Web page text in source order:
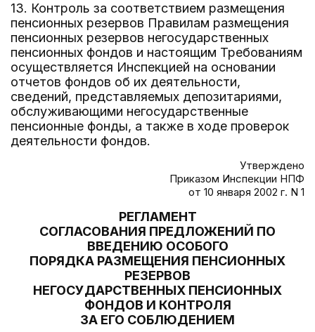
13. Контроль за соответствием размещения
пенсионных резервов Правилам размещения
пенсионных резервов негосударственных
пенсионных фондов и настоящим Требованиям
осуществляется Инспекцией на основании
отчетов фондов об их деятельности,
сведений, представляемых депозитариями,
обслуживающими негосударственные
пенсионные фонды, а также в ходе проверок
деятельности фондов.
Утверждено
Приказом Инспекции НПФ
от 10 января 2002 г. N 1
РЕГЛАМЕНТ
СОГЛАСОВАНИЯ ПРЕДЛОЖЕНИЙ ПО
ВВЕДЕНИЮ ОСОБОГО
ПОРЯДКА РАЗМЕЩЕНИЯ ПЕНСИОННЫХ
РЕЗЕРВОВ
НЕГОСУДАРСТВЕННЫХ ПЕНСИОННЫХ
ФОНДОВ И КОНТРОЛЯ
ЗА ЕГО СОБЛЮДЕНИЕМ